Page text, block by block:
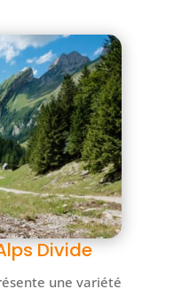
Divide
une variété